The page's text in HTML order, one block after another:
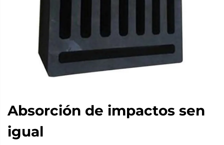
Absorción de impactos sen
igual